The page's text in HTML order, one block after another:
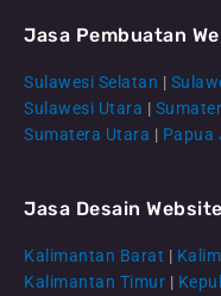
Jasa Pembuatan
Sulawesi Selatan |
Sulawesi Utara |
Sumatera Utara | Papua
Jasa Desain Website
Kalimantan Barat |
Kalimantan Timur |